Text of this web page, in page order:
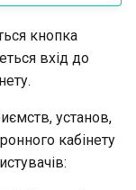
кнопка
вхiд до
установ,
кабiнету